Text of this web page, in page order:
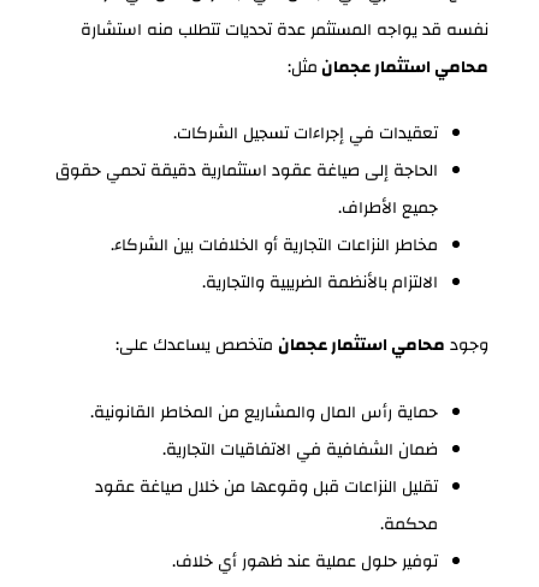
نفسه قد يواجه المستثمر عدة تحديات تتطلب منه استشارة
محامي استثمار عجمانمثل:
تعقيدات في إجراءات تسجيل الشركات.
الحاجة إلى صياغة عقود استثمارية دقيقة تحمي حقوق
جميع الأطراف.
مخاطر النزاعات التجارية أو الخلافات بين الشركاء.
الالتزام بالأنظمة الضريبية والتجارية.
وجودمحامي استثمار عجمانمتخصص يساعدك على:
حماية رأس المال والمشاريع من المخاطر القانونية.
ضمان الشفافية في الاتفاقيات التجارية.
تقليل النزاعات قبل وقوعها من خلال صياغة عقود
محكمة.
توفير حلول عملية عند ظهور أي خلاف.